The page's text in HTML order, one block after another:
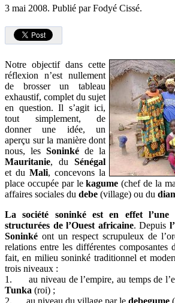
3 mai 2008. Publié par Fodyé Cissé.
Notre objectif dans cette
réflexion n’est nullement
de brosser un tableau
exhaustif, complet du sujet
en question. Il s’agit ici,
tout simplement, de
donner une idée, un
aperçu sur la manière dont
nous, les Soninké de la
Mauritanie, du Sénégal
et du Mali, concevons la
place occupée par lekagume (chef de la
affaires sociales du debe (village) ou du
La société soninké est en effet l’une
structurées de l’Ouest africaine. Depuis
Soninké ont un respect scrupuleux de
relations entre les différentes
fait, en milieu soninké traditionnel et
trois niveaux :
1. au niveau de l’empire, au temps de
Tunka (roi) ;